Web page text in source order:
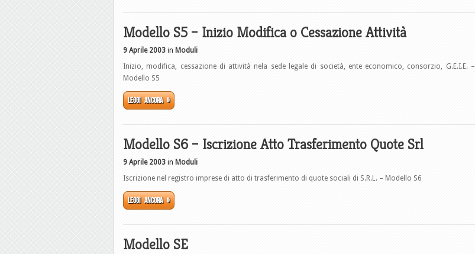
Modello S5 – Inizio Modifica o Cessazione Attività
9 Aprile 2003 in Moduli
Inizio, modifica, cessazione di attività nela sede legale di società, ente economico, consorzio, G.E.I.E. –
Modello S5
Leggi ancora »
Modello S6 – Iscrizione Atto Trasferimento Quote Srl
9 Aprile 2003 in Moduli
Iscrizione nel registro imprese di atto di trasferimento di quote sociali di S.R.L. – Modello S6
Leggi ancora »
Modello SE